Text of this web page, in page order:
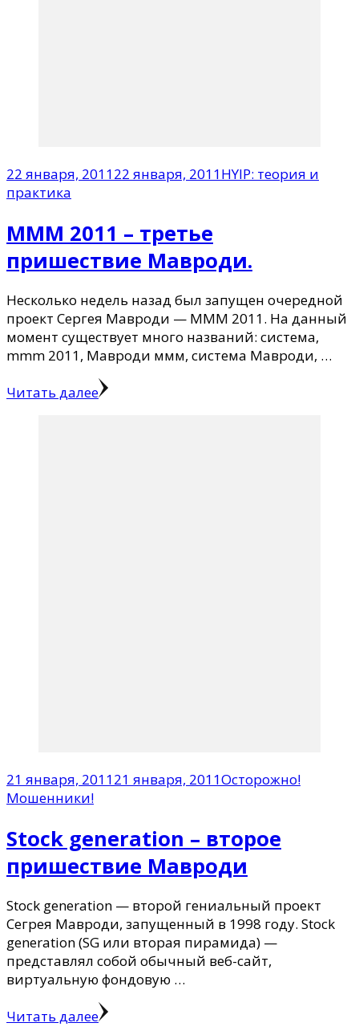
22 января, 201122 января, 2011HYIP: теория и
практика
МММ 2011 – третье
пришествие Мавроди.
Несколько недель назад был запущен очередной
проект Сергея Мавроди — МММ 2011. На данный
момент существует много названий: система,
mmm 2011, Мавроди ммм, система Мавроди, …
Читать далее
21 января, 201121 января, 2011Осторожно!
Мошенники!
Stock generation – второе
пришествие Мавроди
Stock generation — второй гениальный проект
Сегрея Мавроди, запущенный в 1998 году. Stock
generation (SG или вторая пирамида) —
представлял собой обычный веб-сайт,
виртуальную фондовую …
Читать далее